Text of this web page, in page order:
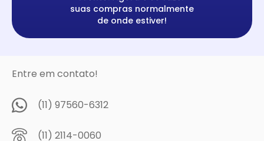
suas compras normalmente
de onde estiver!
Entre em contato!
(11) 97560-6312
(11) 2114-0060